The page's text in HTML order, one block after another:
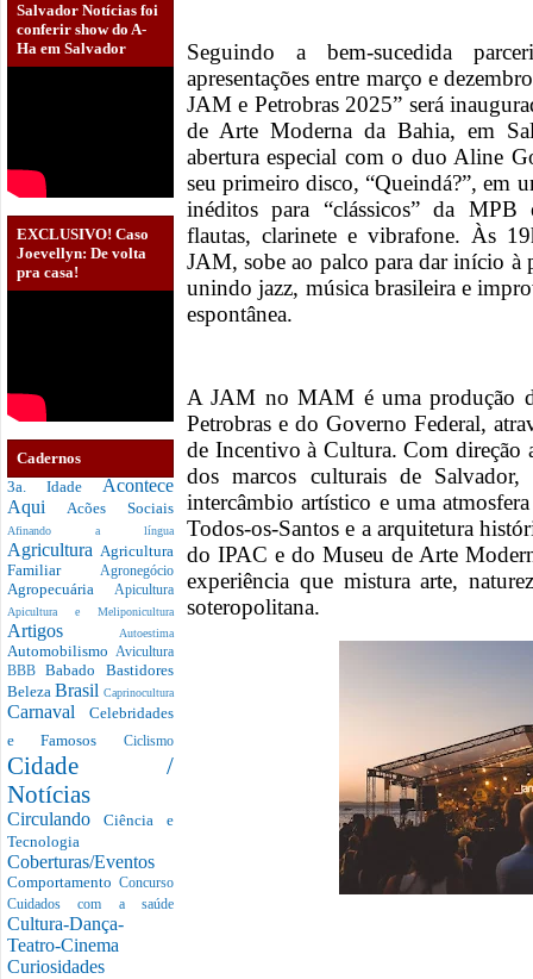
Salvador Notícias foi
conferir show do A-
Ha em Salvador
EXCLUSIVO! Caso
Joevellyn: De volta
pra casa!
Cadernos
3a. Idade Acontece
Aqui Acões Sociais
Afinando a língua
Agricultura Agricultura
Familiar Agronegócio
Agropecuária Apicultura
Apicultura e Meliponicultura
Artigos Autoestima
Automobilismo Avicultura
BBBBabado Bastidores
Beleza Brasil Caprinocultura
Carnaval Celebridades
e Famosos Ciclismo
Cidade /
Notícias
CirculandoCiência e
Tecnologia
Coberturas/Eventos
Comportamento Concurso
Cuidados com a saúde
Cultura-Dança-
Teatro-Cinema
Curiosidades
Seguindo a bem-sucedida
apresentações entre março e
JAM e Petrobras 2025” será
de Arte Moderna da Bahia, em
abertura especial com o duo Aline
seu primeiro disco, “Queindá?”, em
inéditos para “clássicos” da
flautas, clarinete e vibrafone. Às
JAM, sobe ao palco para dar início à
unindo jazz, música brasileira e
espontânea.
A JAM no MAM é uma produção
Petrobras e do Governo Federal,
de Incentivo à Cultura. Com
dos marcos culturais de Salvador,
intercâmbio artístico e uma
Todos-os-Santos e a arquitetura
do IPAC e do Museu de Arte
experiência que mistura arte,
soteropolitana.